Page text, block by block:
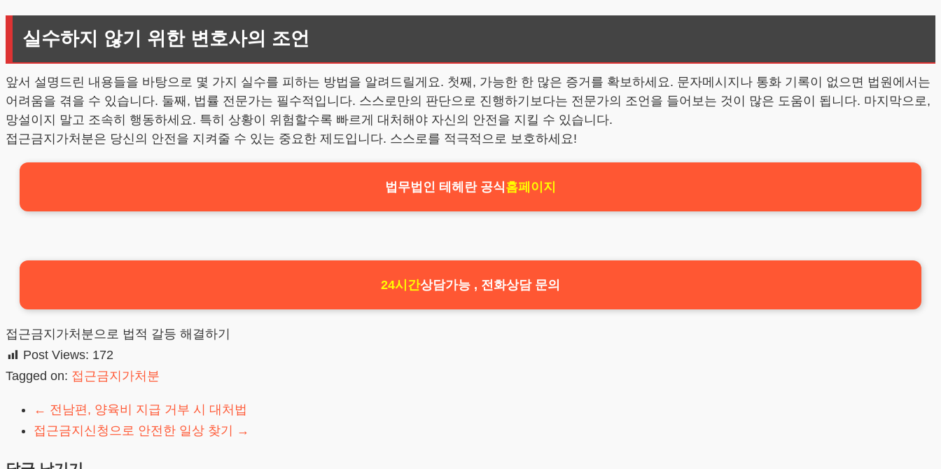
실수하지 않기 위한 변호사의 조언
앞서 설명드린 내용들을 바탕으로 몇 가지 실수를 피하는 방법을 알려드릴게요. 첫째, 가능한 한 많은 증거를 확보하세요. 문자메시지나 통화 기록이 없으면 법원에서는
어려움을 겪을 수 있습니다. 둘째, 법률 전문가는 필수적입니다. 스스로만의 판단으로 진행하기보다는 전문가의 조언을 들어보는 것이 많은 도움이 됩니다. 마지막으로,
망설이지 말고 조속히 행동하세요. 특히 상황이 위험할수록 빠르게 대처해야 자신의 안전을 지킬 수 있습니다.
접근금지가처분은 당신의 안전을 지켜줄 수 있는 중요한 제도입니다. 스스로를 적극적으로 보호하세요!
법무법인 테헤란 공식홈페이지
24시간상담가능 , 전화상담 문의
접근금지가처분으로 법적 갈등 해결하기
Post Views: 172
Tagged on: 접근금지가처분
← 전남편, 양육비 지급 거부 시 대처법
접근금지신청으로 안전한 일상 찾기
→